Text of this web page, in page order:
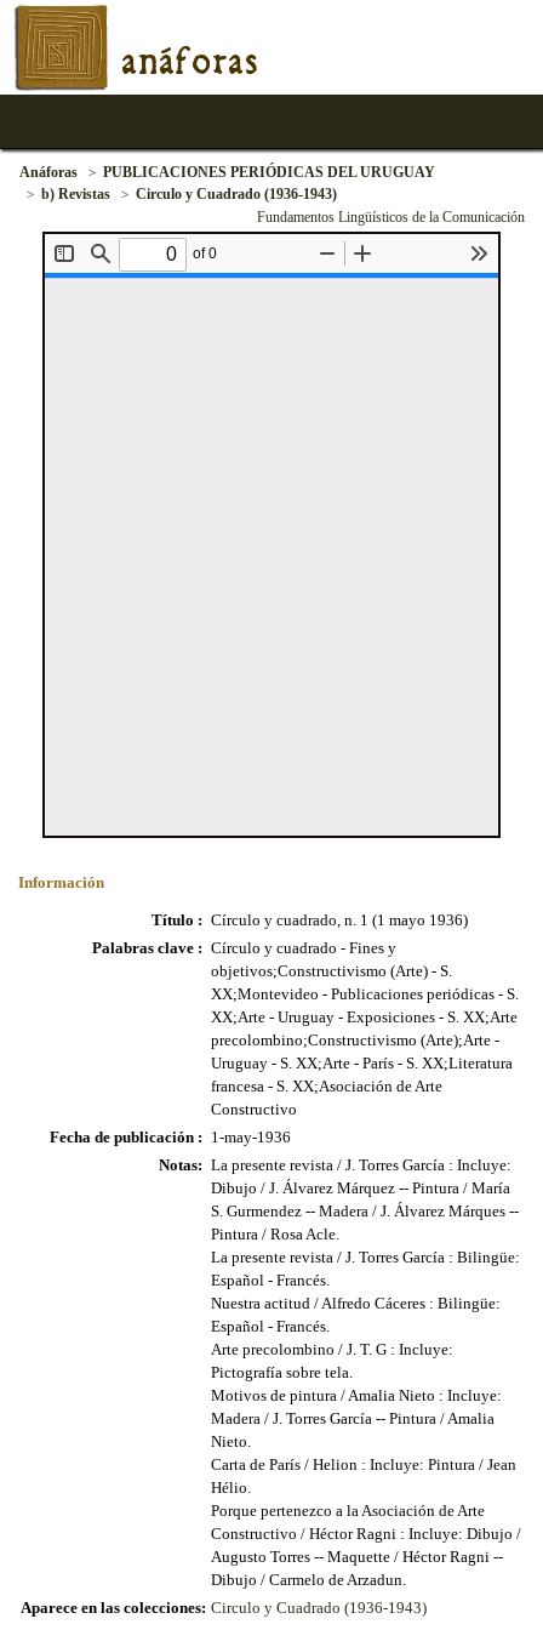
anáforas
Anáforas
PUBLICACIONES PERIÓDICAS DEL URUGUAY
b) Revistas
Circulo y Cuadrado (1936-1943)
Fundamentos Lingüísticos de la Comunicación
Información
Título : Círculo y cuadrado, n. 1 (1 mayo 1936)
Palabras clave : Círculo y cuadrado - Fines y
objetivos;Constructivismo (Arte) - S.
XX;Montevideo - Publicaciones periódicas - S.
XX;Arte - Uruguay - Exposiciones - S. XX;Arte
precolombino;Constructivismo (Arte);Arte -
Uruguay - S. XX;Arte - París - S. XX;Literatura
francesa - S. XX;Asociación de Arte
Constructivo
Fecha de publicación : 1-may-1936
Notas: La presente revista / J. Torres García : Incluye:
Dibujo / J. Álvarez Márquez -- Pintura / María
S. Gurmendez -- Madera / J. Álvarez Márques --
Pintura / Rosa Acle.
La presente revista / J. Torres García : Bilingüe:
Español - Francés.
Nuestra actitud / Alfredo Cáceres : Bilingüe:
Español - Francés.
Arte precolombino / J. T. G : Incluye:
Pictografía sobre tela.
Motivos de pintura / Amalia Nieto : Incluye:
Madera / J. Torres García -- Pintura / Amalia
Nieto.
Carta de París / Helion : Incluye: Pintura / Jean
Hélio.
Porque pertenezco a la Asociación de Arte
Constructivo / Héctor Ragni : Incluye: Dibujo /
Augusto Torres -- Maquette / Héctor Ragni --
Dibujo / Carmelo de Arzadun.
Aparece en las colecciones: Circulo y Cuadrado (1936-1943)